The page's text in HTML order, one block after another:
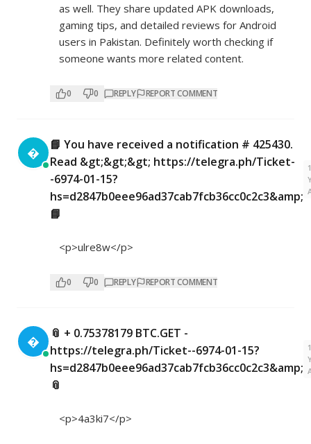
as well. They share updated APK downloads,
gaming tips, and detailed reviews for Android
users in Pakistan. Definitely worth checking if
someone wants more related content.
0 0 REPLY REPORT COMMENT

📘 You have received a notification # 425430.
Read &gt;&gt;&gt; https://telegra.ph/Ticket-
-6974-01-15?
hs=d2847b0eee96ad37cab7fcb36cc0c2c3&amp;
📘
<p>ulre8w</p>
0 0 REPLY REPORT COMMENT

📎 + 0.75378179 BTC.GET -
https://telegra.ph/Ticket--6974-01-15?
hs=d2847b0eee96ad37cab7fcb36cc0c2c3&amp;
📎
<p>4a3ki7</p>